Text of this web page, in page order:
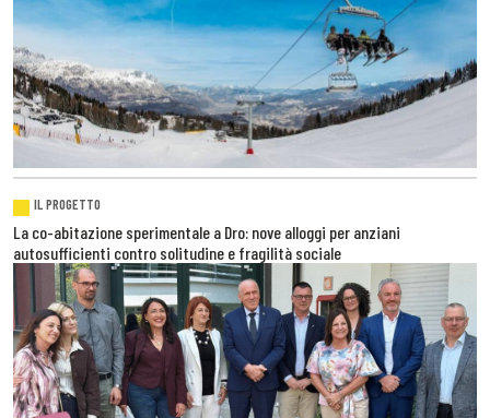
IL PROGETTO
La co-abitazione sperimentale a Dro: nove alloggi per anziani
autosufficienti contro solitudine e fragilità sociale